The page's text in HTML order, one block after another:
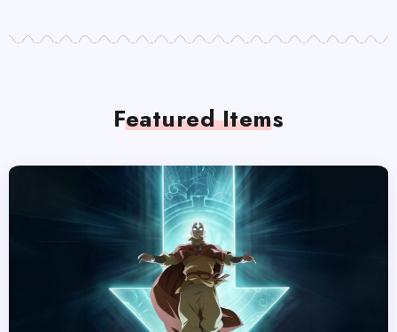
Featured Items